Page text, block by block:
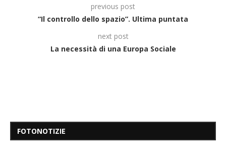
previous post
“Il controllo dello spazio”. Ultima puntata
next post
La necessità di una Europa Sociale
FOTONOTIZIE